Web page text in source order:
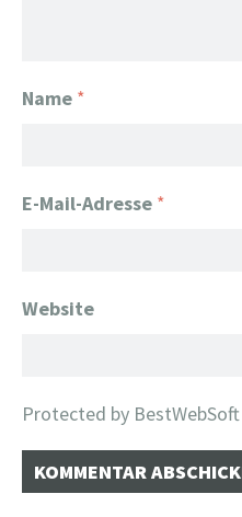
Name *
E-Mail-Adresse *
Website
Protected by